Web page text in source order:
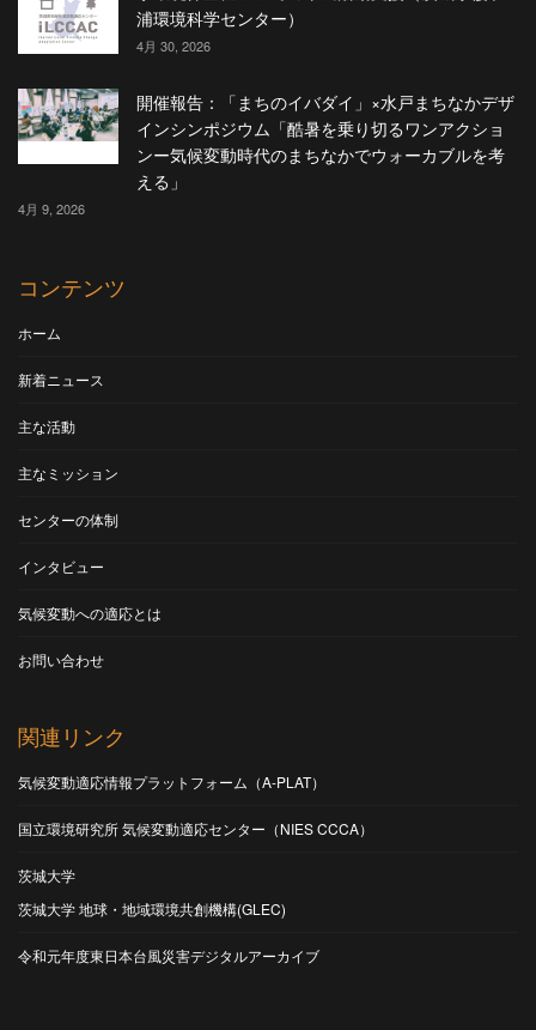
浦環境科学センター）
4月 30, 2026
開催報告：「まちのイバダイ」×水戸まちなかデザ
インシンポジウム「酷暑を乗り切るワンアクショ
ンー気候変動時代のまちなかでウォーカブルを考
える」
4月 9, 2026
コンテンツ
ホーム
新着ニュース
主な活動
主なミッション
センターの体制
インタビュー
気候変動への適応とは
お問い合わせ
関連リンク
気候変動適応情報プラットフォーム（A-PLAT）
国立環境研究所 気候変動適応センター（NIES CCCA）
茨城大学
茨城大学 地球・地域環境共創機構(GLEC)
令和元年度東日本台風災害デジタルアーカイブ